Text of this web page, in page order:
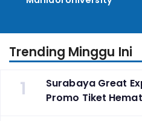
Trending Minggu Ini
1
Surabaya Great
Promo Tiket